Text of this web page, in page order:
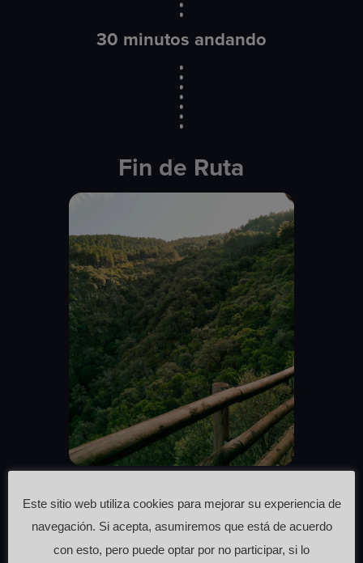
30 minutos andando
Fin de Ruta
Mirador Valle de los Tejos
Este sitio web utiliza cookies para mejorar su experiencia de
navegación. Si acepta, asumiremos que está de acuerdo
con esto, pero puede optar por no participar, si lo